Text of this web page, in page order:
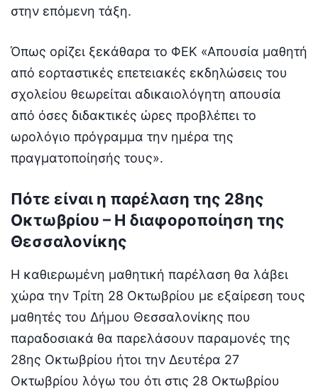
στην επόμενη τάξη.
Όπως ορίζει ξεκάθαρα το ΦΕΚ «Απουσία μαθητή
από εορταστικές επετειακές εκδηλώσεις του
σχολείου θεωρείται αδικαιολόγητη απουσία
από όσες διδακτικές ώρες προβλέπει το
ωρολόγιο πρόγραμμα την ημέρα της
πραγματοποίησής τους».
Πότε είναι η παρέλαση της 28ης
Οκτωβρίου – Η διαφοροποίηση της
Θεσσαλονίκης
Η καθιερωμένη μαθητική παρέλαση θα λάβει
χώρα την Τρίτη 28 Οκτωβρίου με εξαίρεση τους
μαθητές του Δήμου Θεσσαλονίκης που
παραδοσιακά θα παρελάσουν παραμονές της
28ης Οκτωβρίου ήτοι την Δευτέρα 27
Οκτωβρίου λόγω του ότι στις 28 Οκτωβρίου